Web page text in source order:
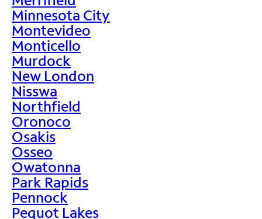
Minnesota City
Montevideo
Monticello
Murdock
New London
Nisswa
Northfield
Oronoco
Osakis
Osseo
Owatonna
Park Rapids
Pennock
Pequot Lakes